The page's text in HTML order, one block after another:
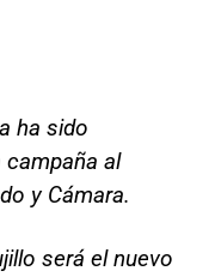
ha sido
al
y Cámara.
será el nuevo